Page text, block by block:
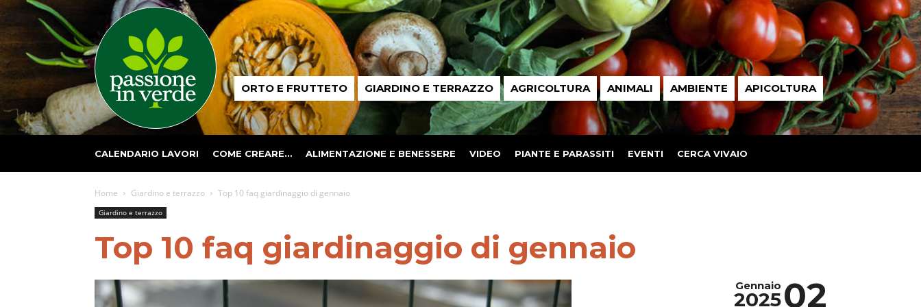
Passione
in ORTO E FRUTTETO GIARDINO E TERRAZZO AGRICOLTURA ANIMALI AMBIENTE APICOLTURA
CALENDARIO LAVORI COME CREARE… ALIMENTAZIONE E BENESSERE VIDEO PIANTE E PARASSITI EVENTI CERCA VIVAIO
Home Giardino e terrazzo Top 10 faq giardinaggio di gennaio
Giardino e terrazzo
Top 10 faq giardinaggio di gennaio
02
Gennaio
2025